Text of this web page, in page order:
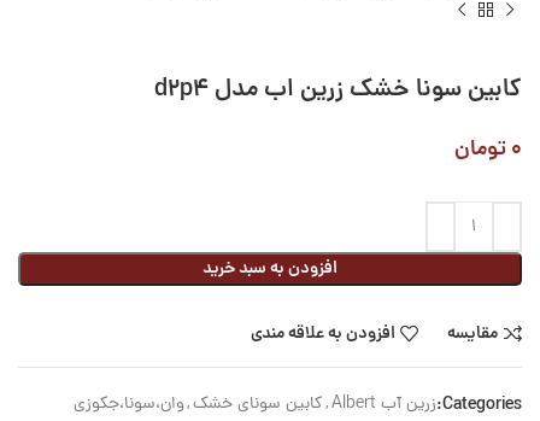
کابین سونا خشک زرین اب مدل d2p4
۰تومان
افزودن به سبد خرید
مقایسه افزودن به علاقه مندی
Categories: زرین آب Albert ,کابین سونای خشک,وان،سونا،جکوزی